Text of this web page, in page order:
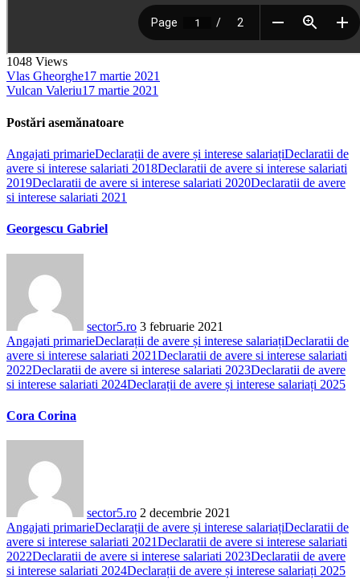
1048 Views
Vlas Gheorghe17 martie 2021
Vulcan Valeriu17 martie 2021
Postări asemănatoare
Angajati primarieDeclarații de avere și interese salariațiDeclaratii de
avere si interese salariati 2018Declaratii de avere si interese salariati
2019Declaratii de avere si interese salariati 2020Declaratii de avere
si interese salariati 2021
Georgescu Gabriel
sector5.ro 3 februarie 2021
Angajati primarieDeclarații de avere și interese salariațiDeclaratii de
avere si interese salariati 2021Declaratii de avere si interese salariati
2022Declaratii de avere si interese salariati 2023Declaratii de avere
si interese salariati 2024Declarații de avere și interese salariați 2025
Cora Corina
sector5.ro 2 decembrie 2021
Angajati primarieDeclarații de avere și interese salariațiDeclaratii de
avere si interese salariati 2021Declaratii de avere si interese salariati
2022Declaratii de avere si interese salariati 2023Declaratii de avere
si interese salariati 2024Declarații de avere și interese salariați 2025